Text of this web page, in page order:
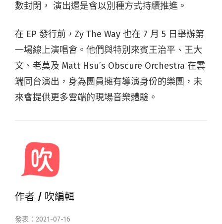
數封閉， 演出還是會以別種方式持續推進。
在 EP 發行前，Zy The Way 也在 7 月 5 日舉辦第
一場線上演唱會。他們與特別來賓王治平、王大
文、老莫及 Matt Hsu’s Obscure Orchestra 在雲
端同台演出，身為團員擁有導演身份的樂團，未
來會提供更多雲端的現場音樂體驗。
作者 / 吹編輯
發表：2021-07-16